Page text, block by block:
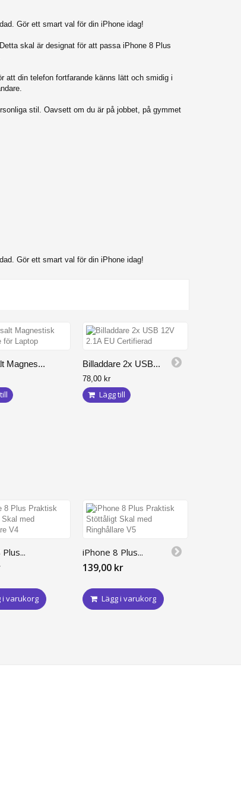
Gör ett smart val för din iPhone idag!
skal är designat för att passa iPhone 8 Plus
att din telefon fortfarande känns lätt och smidig i
stil. Oavsett om du är på jobbet, på gymmet
Gör ett smart val för din iPhone idag!
Magnes... Billaddare 2x USB...
78,00 kr
Lägg till
i varukorg
iPhone 8 Plus...
139,00 kr
Lägg i varukorg